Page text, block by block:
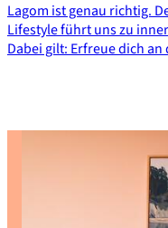
Lagom ist genau richtig.
Lifestyle führt uns zu
Dabei gilt: Erfreue dich